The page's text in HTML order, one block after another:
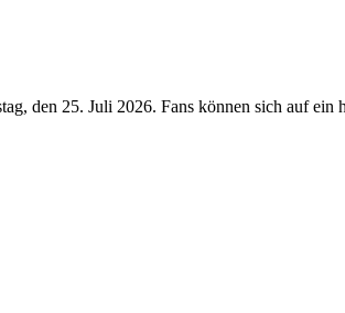
den 25. Juli 2026. Fans können sich auf ein